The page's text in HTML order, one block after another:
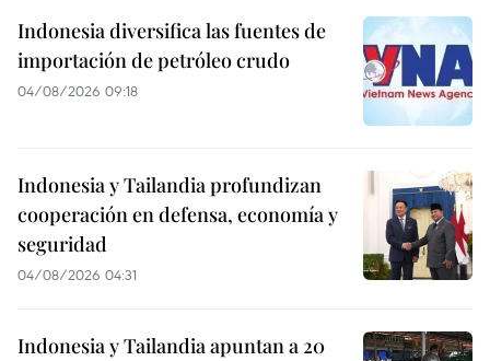
Indonesia diversifica las fuentes de
importación de petróleo crudo
04/08/2026 09:18
Indonesia y Tailandia profundizan
cooperación en defensa, economía y
seguridad
04/08/2026 04:31
Indonesia y Tailandia apuntan a 20